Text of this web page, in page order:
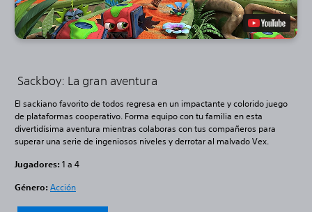
Sackboy: La gran aventura
El sackiano favorito de todos regresa en un impactante y colorido juego
de plataformas cooperativo. Forma equipo con tu familia en esta
divertidísima aventura mientras colaboras con tus compañeros para
superar una serie de ingeniosos niveles y derrotar al malvado Vex.
Jugadores: 1 a 4
Género: Acción